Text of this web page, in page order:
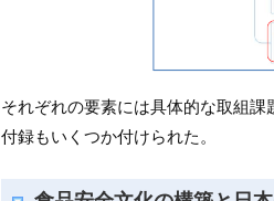
それぞれの要素には具体的な取組
付録もいくつか付けられた。